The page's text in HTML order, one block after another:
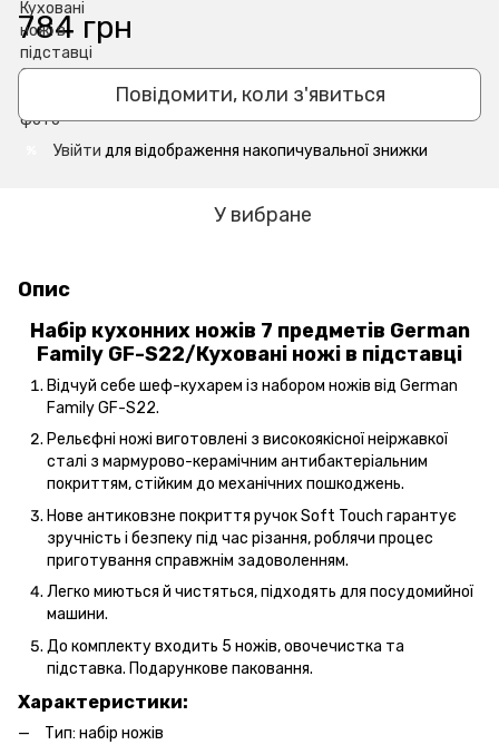
784 грн
Повідомити, коли з'явиться
Увійти для відображення накопичувальної знижки
У вибране
Опис
Набір кухонних ножів 7 предметів German
Family GF-S22/Куховані ножі в підставці
Відчуй себе шеф-кухарем із набором ножів від German
Family GF-S22.
Рельєфні ножі виготовлені з високоякісної неіржавкої
сталі з мармурово-керамічним антибактеріальним
покриттям, стійким до механічних пошкоджень.
Нове антиковзне покриття ручок Soft Touch гарантує
зручність і безпеку під час різання, роблячи процес
приготування справжнім задоволенням.
Легко миються й чистяться, підходять для посудомийної
машини.
До комплекту входить 5 ножів, овочечистка та
підставка. Подарункове паковання.
Характеристики:
Тип: набір ножів